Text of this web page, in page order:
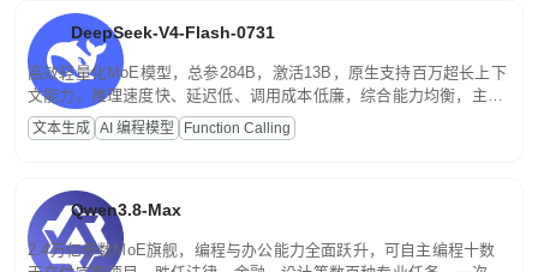
DeepSeek-V4-Flash-0731
高效轻量化MoE模型，总参284B，激活13B，原生支持百万超长上下
文能力。推理速度快、延迟低、调用成本低廉，综合能力均衡，主打
高并发、轻量化任务，适合日常对话、内容创作、基础 RAG、批量
文案处理等普惠刚需场景。
文本生成 AI 编程模型 Function Calling
Qwen3.8-Max
2.4万亿参数MoE旗舰，编程与办公能力全面跃升，可自主编程十数